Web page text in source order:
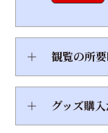
＋ 観覧の所
＋ グッズ購